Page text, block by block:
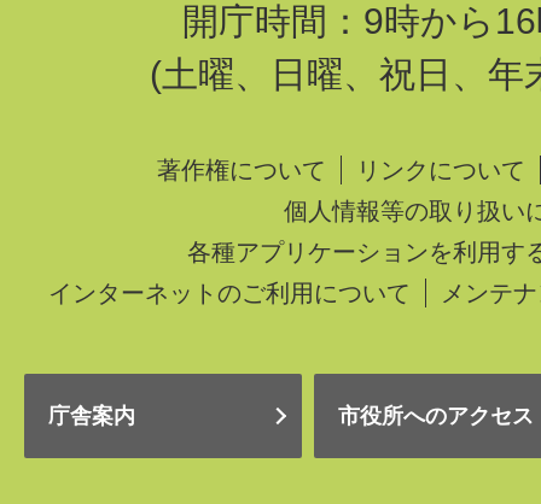
開庁時間：9時から
(土曜、日曜、祝日、年
著作権について
リンクについて
個人情報等の取り扱い
各種アプリケーションを利用す
インターネットのご利用について
メンテ
庁舎案内 市役所へのアクセス